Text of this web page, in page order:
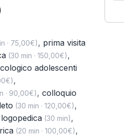
· 75,00€), prima visita
(30 min · 150,00€),
adolescenti
,
· 90,00€), colloquio
(30 min · 120,00€),
(30 min),
(20 min · 100,00€),